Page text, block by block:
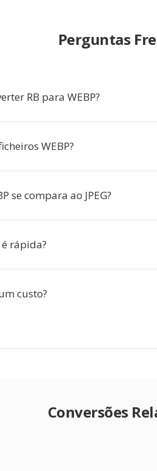
Perguntas
RB para WEBP?
WEBP?
se compara ao JPEG?
rápida?
custo?
Conversões